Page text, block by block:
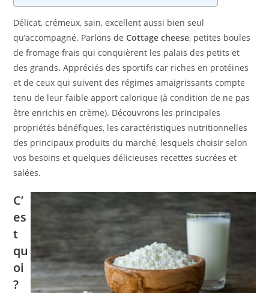
Délicat, crémeux, sain, excellent aussi bien seul
qu’accompagné. Parlons deCottage cheese, petites boules
de fromage frais qui conquièrent les palais des petits et
des grands. Appréciés des sportifs car riches en protéines
et de ceux qui suivent des régimes amaigrissants compte
tenu de leur faible apport calorique (à condition de ne pas
être enrichis en crème). Découvrons les principales
propriétés bénéfiques, les caractéristiques nutritionnelles
des principaux produits du marché, lesquels choisir selon
vos besoins et quelques délicieuses recettes sucrées et
salées.
C’
es
t
qu
oi
?